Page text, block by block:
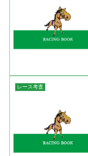
レース考査